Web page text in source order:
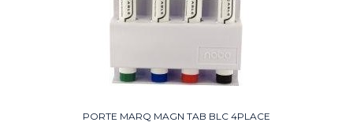
PORTE MARQ MAGN TAB BLC 4PLACE